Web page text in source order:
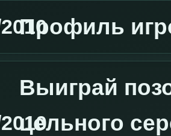
Профиль
Выиграй
цельного